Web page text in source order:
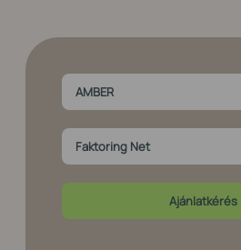
AMBER
Faktoring Net
Ajánlatkérés